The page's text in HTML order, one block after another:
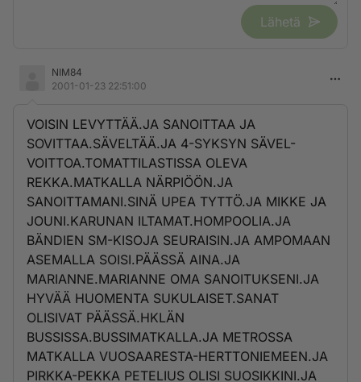
Lähetä
NIM84
2001-01-23 22:51:00
VOISIN LEVYTTÄÄ.JA SANOITTAA JA
SOVITTAA.SÄVELTÄÄ.JA 4-SYKSYN SÄVEL-
VOITTOA.TOMATTILASTISSA OLEVA
REKKA.MATKALLA NÄRPIÖÖN.JA
SANOITTAMANI.SINÄ UPEA TYTTÖ.JA MIKKE JA
JOUNI.KARUNAN ILTAMAT.HOMPOOLIA.JA
BÄNDIEN SM-KISOJA SEURAISIN.JA AMPOMAAN
ASEMALLA SOISI.PÄÄSSÄ AINA.JA
MARIANNE.MARIANNE OMA SANOITUKSENI.JA
HYVÄÄ HUOMENTA SUKULAISET.SANAT
OLISIVAT PÄÄSSÄ.HKLÄN
BUSSISSA.BUSSIMATKALLA.JA METROSSA
MATKALLA VUOSAARESTA-HERTTONIEMEEN.JA
PIRKKA-PEKKA PETELIUS OLISI SUOSIKKINI.JA